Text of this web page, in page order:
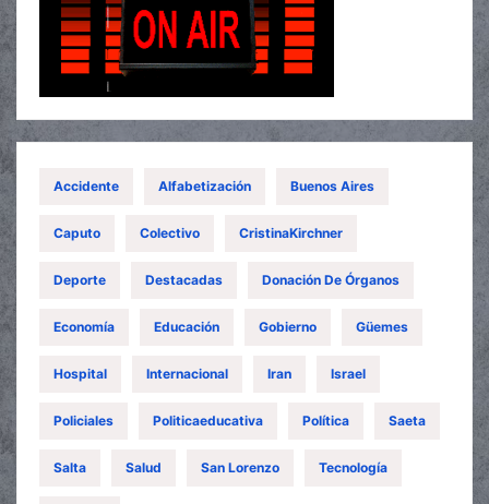
Accidente Alfabetización Buenos Aires
Caputo Colectivo CristinaKirchner
Deporte Destacadas Donación De Órganos
Economía Educación Gobierno Güemes
Hospital Internacional Iran Israel
Policiales Politicaeducativa Política Saeta
Salta Salud San Lorenzo Tecnología